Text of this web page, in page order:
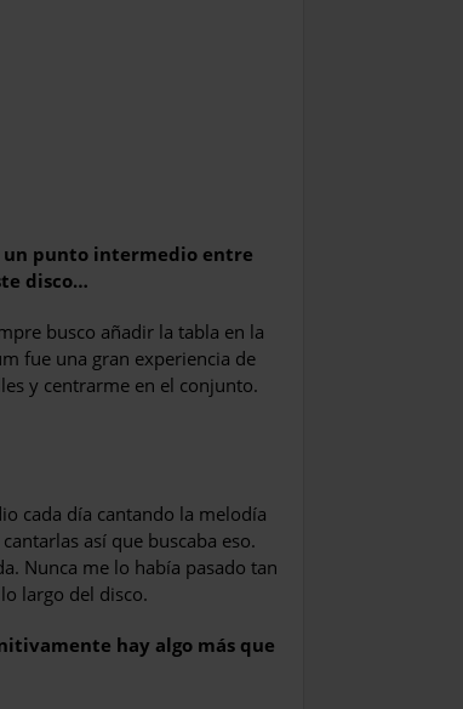
un punto intermedio entre
disco…
busco añadir la tabla en la
fue una gran experiencia de
y centrarme en el conjunto.
cada día cantando la melodía
así que buscaba eso.
Nunca me lo había pasado tan
largo del disco.
hay algo más que